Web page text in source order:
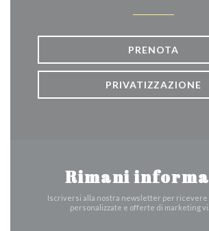
PRENOTA
PRIVATIZZAZIONE
Rimani
Iscriversi alla nostra newsletter per ricevere
personalizzate e offerte di marketing